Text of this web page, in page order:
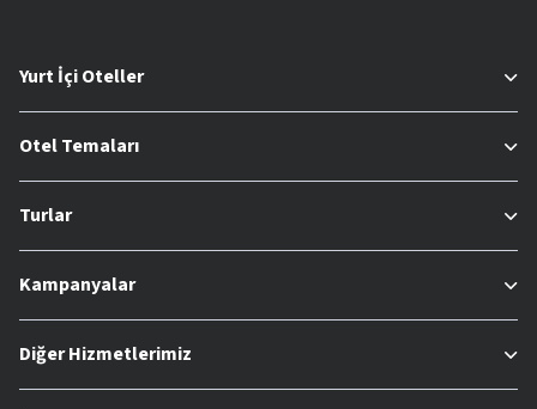
Yurt İçi Oteller
Otel Temaları
Turlar
Kampanyalar
Diğer Hizmetlerimiz